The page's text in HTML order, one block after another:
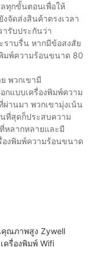
ทุกขั้นตอนเพื่อให้
จัดส่งสินค้าตรงเวลา
ารับประกันว่า
ราบรื่น หากมีข้อสงสัย
มพ์ความร้อนขนาด 80
พวกเขามี
แบบเครื่องพิมพ์ความ
านมา พวกเขามุ่งเน้น
ที่สุดก็ประสบความ
หลากหลายและมี
องพิมพ์ความร้อนขนาด